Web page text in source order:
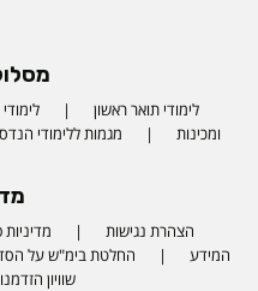
לימודי תואר ראשון
ומכינות
מגמות ללימודי
הצהרת נגישות
המידע
החלטת בימ"ש על
שוויון